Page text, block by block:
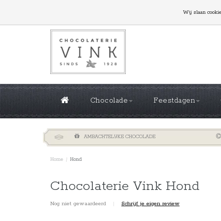
GROTE OPLAGES NODIG? NEEM CONTACT MET
Chocolade Feestdagen
AMBACHTELIJKE CHOCOLADE
Home / Hond
Chocolaterie Vink Hond
Nog niet gewaardeerd | Schrijf je eigen review
Wij slaan